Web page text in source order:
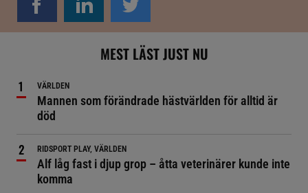
MEST LÄST JUST NU
VÄRLDEN
Mannen som förändrade hästvärlden för alltid är
död
RIDSPORT PLAY, VÄRLDEN
Alf låg fast i djup grop – åtta veterinärer kunde inte
komma